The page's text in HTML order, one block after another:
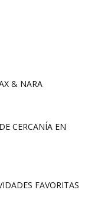
& NARA
CERCANÍA EN
FAVORITAS